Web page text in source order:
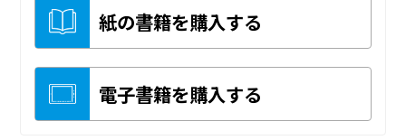
紙の書籍を購入する
電子書籍を購入する